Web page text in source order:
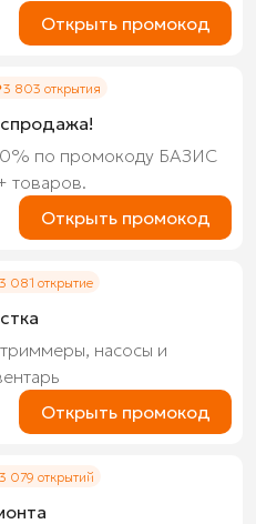
Открыть промокод
3 803 открытия
по промокоду БАЗИС
товаров.
Открыть промокод
3 081 открытие
насосы и
Открыть промокод
3 079 открытий